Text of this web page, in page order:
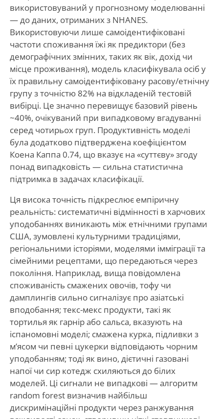
використовуваний у прогнозному моделюванні
— до даних, отриманих з NHANES.
Використовуючи лише самоідентифіковані
частоти споживання їжі як предиктори (без
демографічних змінних, таких як вік, дохід чи
місце проживання), модель класифікувала осіб у
їх правильну самоідентифіковану расову/етнічну
групу з точністю 82% на відкладеній тестовій
вибірці. Це значно перевищує базовий рівень
~40%, очікуваний при випадковому вгадуванні
серед чотирьох груп. Продуктивність моделі
була додатково підтверджена коефіцієнтом
Коена Каппа 0.74, що вказує на «суттєву» згоду
понад випадковість — сильна статистична
підтримка в задачах класифікації.
Ця висока точність підкреслює емпіричну
реальність: систематичні відмінності в харчових
уподобаннях виникають між етнічними групами
США, зумовлені культурними традиціями,
регіональними історіями, моделями імміграції та
сімейними рецептами, що передаються через
покоління. Наприклад, вища повідомлена
споживаність смажених овочів, тофу чи
дамплингів сильно сигналізує про азіатські
вподобання; текс-мекс продукти, такі як
тортилья як гарнір або сальса, вказують на
іспаномовні моделі; смажена курка, підливки з
м’ясом чи певні цукерки відповідають чорним
уподобанням; тоді як вино, дієтичні газовані
напої чи сир котедж схиляються до білих
моделей. Ці сигнали не випадкові — алгоритм
random forest визначив найбільш
дискримінаційні продукти через ранжування